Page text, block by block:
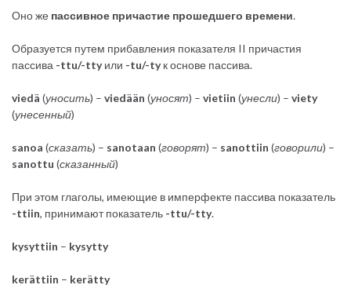
Оно же пассивное причастие прошедшего времени.
Образуется путем прибавления показателя II причастия
пассива -ttu/-ttyили -tu/-tyк основе пассива.
viedä (уносить) – viedään (уносят) – vietiin (унесли) – viety
(унесенный)
sanoa (сказать) – sanotaan (говорят) – sanottiin (говорили) –
sanottu (сказанный)
При этом глаголы, имеющие в имперфекте пассива показатель
-ttiin, принимают показатель -ttu/-tty.
kysyttiin – kysytty
kerättiin – kerätty